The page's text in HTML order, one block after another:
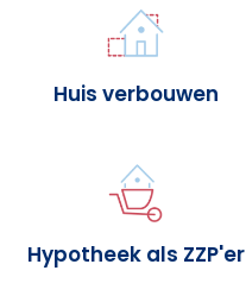
Huis verbouwen
Hypotheek als ZZP'er